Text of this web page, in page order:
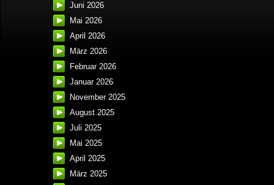
Juni 2026
Mai 2026
April 2026
März 2026
Februar 2026
Januar 2026
November 2025
August 2025
Juli 2025
Mai 2025
April 2025
März 2025